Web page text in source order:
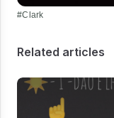
#Clark
Related articles